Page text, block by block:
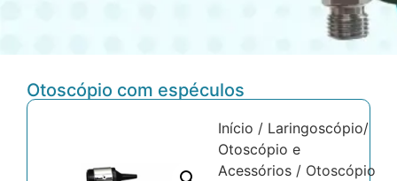
Otoscópio com espéculos
Início / Laringoscópio/
Otoscópio e
Acessórios / Otoscópio